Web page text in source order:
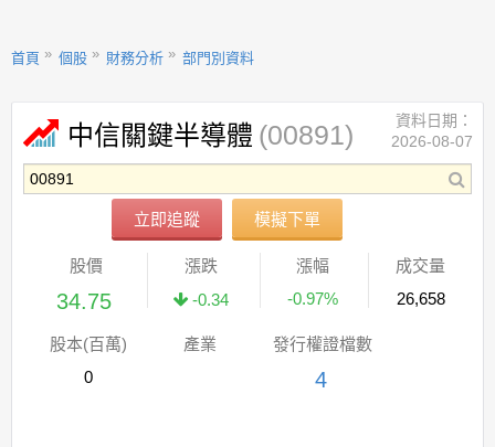
首頁 個股 財務分析 部門別資料
中信關鍵半導體 (00891)
立即追蹤 模擬下單
資料日期：
2026-08-07
股價
34.75
漲跌
-0.34
漲幅
-0.97%
成交量
26,658
股本(百萬)
0
產業 發行權證檔數
4